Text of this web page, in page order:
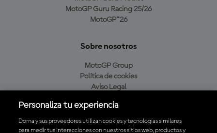
MotoGP Guru Racing 25/26
MotoGP™26
Sobre nosotros
MotoGP Group
Política de cookies
Aviso Legal
Política de compra
Personaliza tu experiencia
Dorna y sus proveedores utilizan cookies y tecnologías similares
para medir tus interacciones con nuestros sitios web, productos y